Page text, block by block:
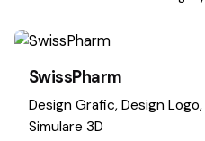
SwissPharm
Design Grafic Design Logo
Simulare 3D